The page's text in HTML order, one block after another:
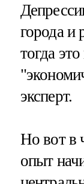
города и
тогда
эксперт.
Но вот в
опыт